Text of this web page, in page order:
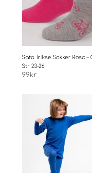
Safa Trikse Sokker Rosa –
Str 23-26
99kr